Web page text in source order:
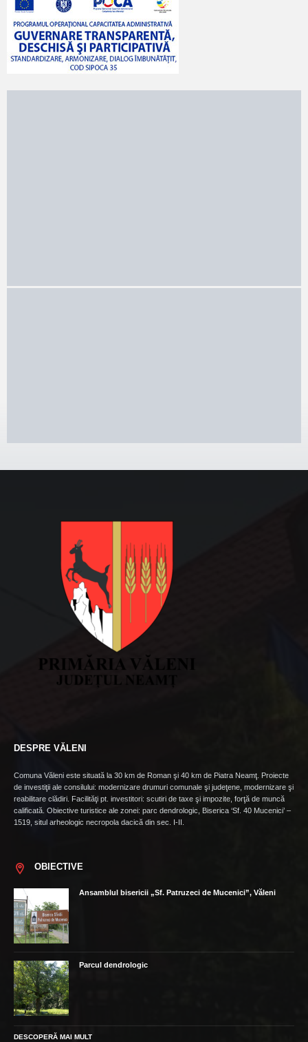
DESPRE VĂLENI
Comuna Văleni este situată la 30 km de Roman şi 40 km de Piatra Neamţ. Proiecte
de investiţii ale consilului: modernizare drumuri comunale şi judeţene, modernizare şi
reabilitare clădiri. Facilităţi pt. investitori: scutiri de taxe şi impozite, forţă de muncă
calificată. Obiective turistice ale zonei: parc dendrologic, Biserica ‘Sf. 40 Mucenici’ –
1519, situl arheologic necropola dacică din sec. I-II.
OBIECTIVE
Ansamblul bisericii „Sf. Patruzeci de Mucenici”, Văleni
Parcul dendrologic
DESCOPERĂ MAI MULT